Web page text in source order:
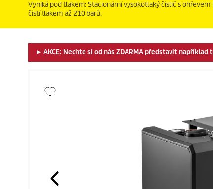
Vyniká pod tlakem: Stacionární vysokotlaký čistič s
čistí tlakem až 210 barů.
► AKCE: Nechte si od nás ZDARMA představit například